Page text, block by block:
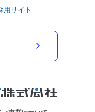
用サイト